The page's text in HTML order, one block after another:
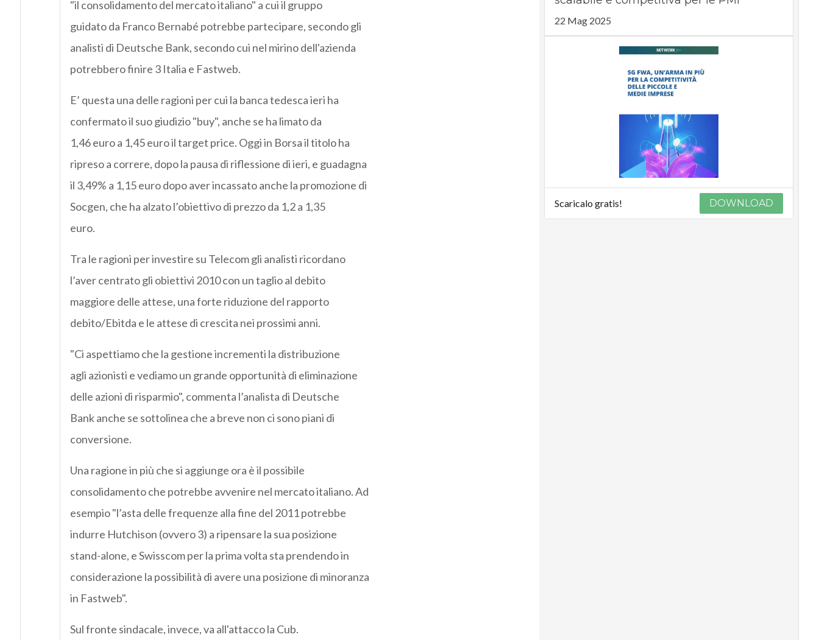
"il consolidamento del mercato italiano" a cui il gruppo
guidato da Franco Bernabé potrebbe partecipare, secondo gli
analisti di Deutsche Bank, secondo cui nel mirino dell'azienda
potrebbero finire 3 Italia e Fastweb.
E’ questa una delle ragioni per cui la banca tedesca ieri ha
confermato il suo giudizio "buy", anche se ha limato da
1,46 euro a 1,45 euro il target price. Oggi in Borsa il titolo ha
ripreso a correre, dopo la pausa di riflessione di ieri, e guadagna
il 3,49% a 1,15 euro dopo aver incassato anche la promozione di
Socgen, che ha alzato l’obiettivo di prezzo da 1,2 a 1,35
euro.
Tra le ragioni per investire su Telecom gli analisti ricordano
l’aver centrato gli obiettivi 2010 con un taglio al debito
maggiore delle attese, una forte riduzione del rapporto
debito/Ebitda e le attese di crescita nei prossimi anni.
"Ci aspettiamo che la gestione incrementi la distribuzione
agli azionisti e vediamo un grande opportunità di eliminazione
delle azioni di risparmio", commenta l’analista di Deutsche
Bank anche se sottolinea che a breve non ci sono piani di
conversione.
Una ragione in più che si aggiunge ora è il possibile
consolidamento che potrebbe avvenire nel mercato italiano. Ad
esempio "l’asta delle frequenze alla fine del 2011 potrebbe
indurre Hutchison (ovvero 3) a ripensare la sua posizione
stand-alone, e Swisscom per la prima volta sta prendendo in
considerazione la possibilità di avere una posizione di minoranza
in Fastweb".
Sul fronte sindacale, invece, va all'attacco la Cub.
22 Mag 2025
Scaricalo gratis! DOWNLOAD